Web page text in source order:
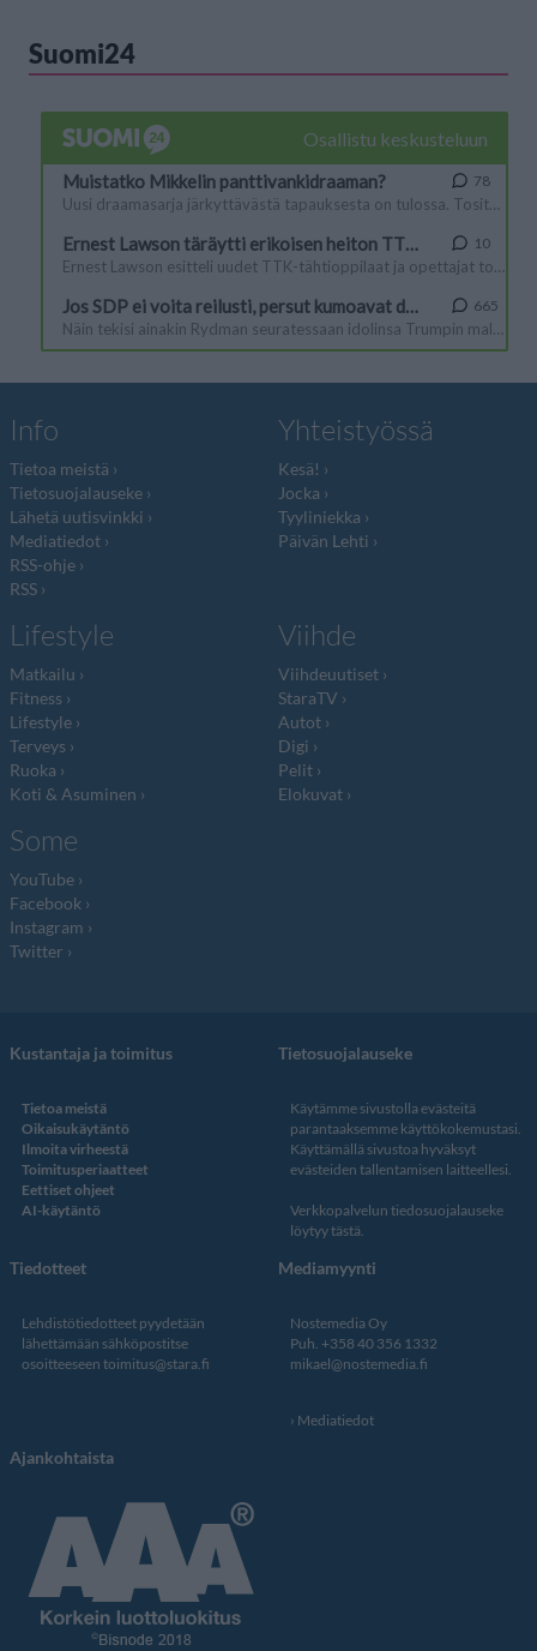
Suomi24
Info
Tietoa meistä
Tietosuojalauseke
Lähetä uutisvinkki
Mediatiedot
RSS-ohje
RSS
Yhteistyössä
Kesä!
Jocka
Tyyliniekka
Päivän Lehti
Lifestyle
Matkailu
Fitness
Lifestyle
Terveys
Ruoka
Koti & Asuminen
Viihde
Viihdeuutiset
StaraTV
Autot
Digi
Pelit
Elokuvat
Some
YouTube
Facebook
Instagram
Twitter
Kustantaja ja toimitus
Tietoa meistä
Oikaisukäytäntö
Ilmoita virheestä
Toimitusperiaatteet
Eettiset ohjeet
AI-käytäntö
Tietosuojalauseke
Käytämme sivustolla evästeitä
parantaaksemme käyttökokemustasi.
Käyttämällä sivustoa hyväksyt
evästeiden tallentamisen laitteellesi.
Verkkopalvelun tiedosuojalauseke
löytyy tästä
Tiedotteet
Lehdistötiedotteet pyydetään
lähettämään sähköpostitse
osoitteeseen toimitus@stara.fi
Mediamyynti
Nostemedia Oy
Puh. +358 40 356 1332
mikael@nostemedia.fi
Mediatiedot
Ajankohtaista